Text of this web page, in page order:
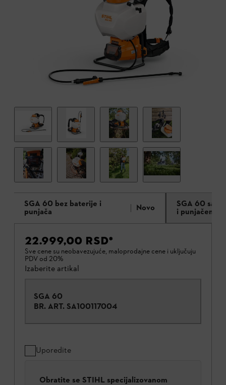
SGA 60 bez baterije i
punjača Novo SGA 60 sa
i punjačem
22.999,00 RSD*
Sve cene su neobavezujuće, maloprodajne cene i uključuju
PDV od 20%
Izaberite artikal
SGA 60
BR. ART. SA100117004
Uporedite
Obratite se STIHL specijalizovanom